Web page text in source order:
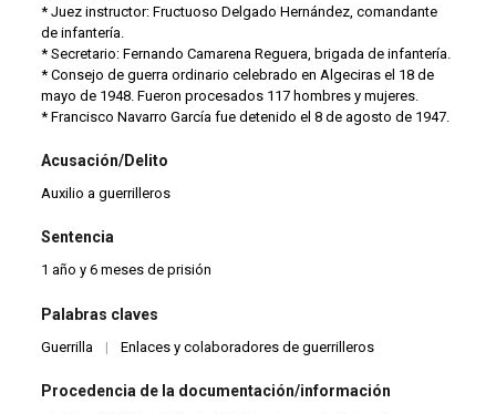
* Juez instructor: Fructuoso Delgado Hernández, comandante
de infantería.
* Secretario: Fernando Camarena Reguera, brigada de infantería.
* Consejo de guerra ordinario celebrado en Algeciras el 18 de
mayo de 1948. Fueron procesados 117 hombres y mujeres.
* Francisco Navarro García fue detenido el 8 de agosto de 1947.
Acusación/Delito
Auxilio a guerrilleros
Sentencia
1 año y 6 meses de prisión
Palabras claves
Guerrilla | Enlaces y colaboradores de guerrilleros
Procedencia de la documentación/información